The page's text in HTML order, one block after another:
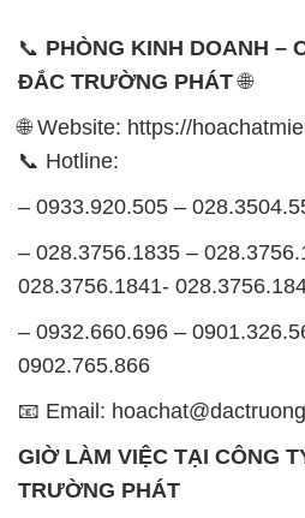
📞 PHÒNG KINH DOANH –
ĐẮC TRƯỜNG PHÁT🌐
🌐 Website: https://
📞 Hotline:
– 0933.920.505 –
– 028.3756.1835 –
028.3756.1841-
– 0932.660.696 –
0902.765.866
📧 Email:
GIỜ LÀM VIỆC TẠI CÔNG
TRƯỜNG PHÁT